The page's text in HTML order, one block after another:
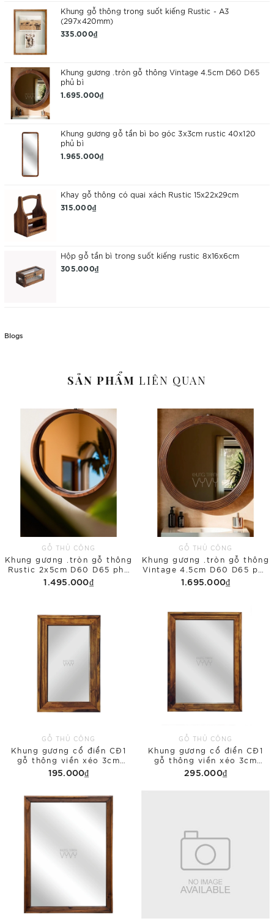
Khung gỗ thông trong suốt kiếng Rustic - A3
(297x420mm)
335.000₫
Khung gương .tròn gỗ thông Vintage 4.5cm D60 D65
phủ bì
1.695.000₫
Khung gương gỗ tần bì bo góc 3x3cm rustic 40x120
phủ bì
1.965.000₫
Khay gỗ thông có quai xách Rustic 15x22x29cm
315.000₫
Hộp gỗ tần bì trong suốt kiếng rustic 8x16x6cm
305.000₫
Blogs
SẢN PHẨM LIÊN QUAN
GỖ THỦ CÔNG
Khung gương .tròn gỗ thông
Rustic 2x5cm D60 D65 phủ
bì
1.495.000₫
GỖ THỦ CÔNG
Khung gương .tròn gỗ thông
Vintage 4.5cm D60 D65 phủ
bì
1.695.000₫
GỖ THỦ CÔNG
Khung gương cổ điển CĐ1
gỗ thông viền xéo 3cm
20x30 phủ bì
195.000₫
GỖ THỦ CÔNG
Khung gương cổ điển CĐ1
gỗ thông viền xéo 3cm
30x40 phủ bì
295.000₫